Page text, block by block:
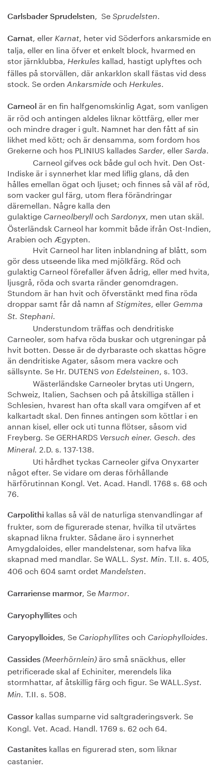
Carlsbader Sprudelsten, Se Sprudelsten.
Carnat, eller Karnat, heter vid Söderfors ankarsmide en
talja, eller en lina öfver et enkelt block, hvarmed en
stor järnklubba, Herkules kallad, hastigt uplyftes och
fälles på storvällen, där ankarklon skall fästas vid dess
stock. Se orden Ankarsmide och Herkules.
Carneol är en fin halfgenomskinlig Agat, som vanligen
är röd och antingen aldeles liknar köttfärg, eller mer
och mindre drager i gult. Namnet har den fått af sin
likhet med kött; och är densamma, som fordom hos
Grekerne och hos PLINIUS kallades Sarder, eller Sarda.
Carneol gifves ock både gul och hvit. Den Ost-
Indiske är i synnerhet klar med liflig glans, då den
hålles emellan ögat och ljuset; och finnes så väl af röd,
som vacker gul färg, utom flera förändringar
däremellan. Någre kalla den
gulaktige Carneolberyll och Sardonyx, men utan skäl.
Österländsk Carneol har kommit både ifrån Ost-Indien,
Arabien och Ægypten.
Hvit Carneol har liten inblandning af blått, som
gör dess utseende lika med mjölkfärg. Röd och
gulaktig Carneol förefaller äfven ådrig, eller med hvita,
ljusgrå, röda och svarta ränder genomdragen.
Stundom är han hvit och öfverstänkt med fina röda
droppar samt får då namn af Stigmites, eller Gemma
St. Stephani.
Understundom träffas och dendritiske
Carneoler, som hafva röda buskar och utgreningar på
hvit botten. Desse är de dyrbaraste och skattas högre
än dendritiske Agater, såsom mera vackre och
sällsynte. Se Hr. DUTENS von Edelsteinen, s. 103.
Wästerländske Carneoler brytas uti Ungern,
Schweiz, Italien, Sachsen och på åtskilliga ställen i
Schlesien, hvarest han ofta skall vara omgifven af et
kalkartadt skal. Den finnes antingen som köttlar i en
annan kisel, eller ock uti tunna flötser, såsom vid
Freyberg. Se GERHARDS Versuch einer. Gesch. des
Mineral. 2.D. s. 137-138.
Uti hårdhet tyckas Carneoler gifva Onyxarter
något efter. Se vidare om deras förhållande
härförutinnan Kongl. Vet. Acad. Handl. 1768 s. 68 och
76.
Carpolithi kallas så väl de naturliga stenvandlingar af
frukter, som de figurerade stenar, hvilka til utvärtes
skapnad likna frukter. Sådane äro i synnerhet
Amygdaloides, eller mandelstenar, som hafva lika
skapnad med mandlar. Se WALL. Syst. Min. T.II. s. 405,
406 och 604 samt ordet Mandelsten.
Carrariense marmor, Se Marmor.
Caryophyllites och
Caryopylloides, Se Cariophyllites och Cariophylloides.
Cassides (Meerhörnlein) äro små snäckhus, eller
petrificerade skal af Echiniter, merendels lika
stormhattar, af åtskillig färg och figur. Se WALL.Syst.
Min. T.II. s. 508.
Cassor kallas sumparne vid saltgraderingsverk. Se
Kongl. Vet. Acad. Handl. 1769 s. 62 och 64.
Castanites kallas en figurerad sten, som liknar
castanier.